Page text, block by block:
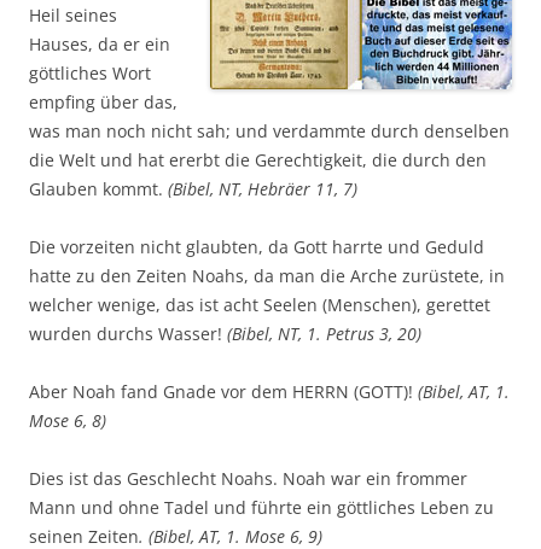
Heil seines
Hauses, da er ein
göttliches Wort
empfing über das,
was man noch nicht sah; und verdammte durch denselben
die Welt und hat ererbt die Gerechtigkeit, die durch den
Glauben kommt. (Bibel, NT, Hebräer 11, 7)
Die vorzeiten nicht glaubten, da Gott harrte und Geduld
hatte zu den Zeiten Noahs, da man die Arche zurüstete, in
welcher wenige, das ist acht Seelen (Menschen), gerettet
wurden durchs Wasser! (Bibel, NT, 1. Petrus 3, 20)
Aber Noah fand Gnade vor dem HERRN (GOTT)! (Bibel, AT, 1.
Mose 6, 8)
Dies ist das Geschlecht Noahs. Noah war ein frommer
Mann und ohne Tadel und führte ein göttliches Leben zu
seinen Zeiten. (Bibel, AT, 1. Mose 6, 9)